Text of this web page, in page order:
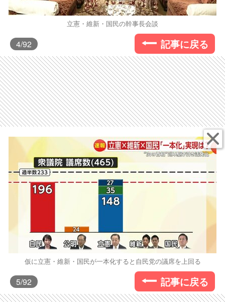
立憲・維新・国民の幹事長会談
4/92 記事に戻る
仮に立憲・維新・国民が一本化すると自民党の議席を上回る
5/92 記事に戻る